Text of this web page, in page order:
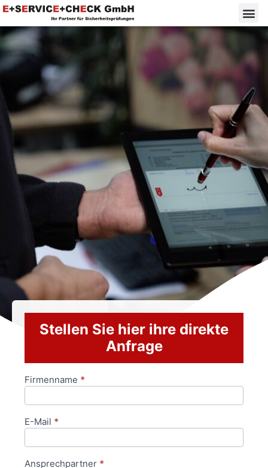
Stellen Sie hier ihre direkte
Anfrage
Anfrageformular
Firmenname *
E-Mail *
Ansprechpartner *